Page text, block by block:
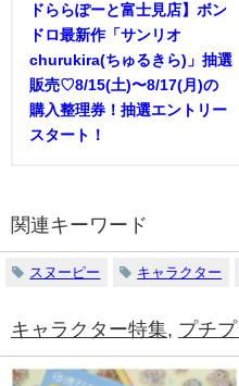
ドららぽーと富士見店】ボン
ドロ最新作「サンリオ
churukira(ちゅるきら)」抽選
販売♡8/15(土)〜8/17(月)の
購入整理券！抽選エントリー
スタート！
関連キーワード
スヌーピー キャラクター
キャラクター特集, プチ